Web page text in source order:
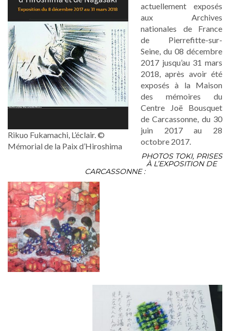
Rikuo Fukamachi, L’éclair. ©
Mémorial de la Paix d’Hiroshima
actuellement exposés
aux Archives
nationales de France
de Pierrefitte-sur-
Seine, du 08 décembre
2017 jusqu’au 31 mars
2018, après avoir été
exposés à la Maison
des mémoires du
Centre Joë Bousquet
de Carcassonne, du 30
juin 2017 au 28
octobre 2017.
PHOTOS TOKI, PRISES
À L’EXPOSITION DE
CARCASSONNE :